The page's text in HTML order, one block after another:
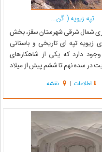
تپه زیویه ( گن...
شمال شرقی شهرستان سقز، بخش
زیویه تپه ای تاریخی و باستانی
وجود دارد که یکی از شاهکارهای
در سده نهم تا ششم پیش از میلاد
متعدد، تالار ستوندار، انبار
اصلی و پ...
اطلاعات | نقشه